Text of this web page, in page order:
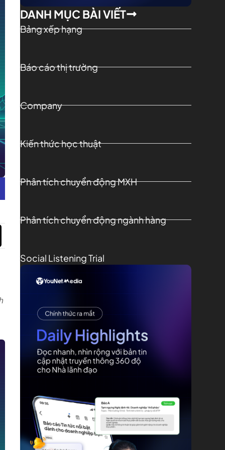
DANH MỤC BÀI VIẾT
Bảng xếp hạng
Báo cáo thị trường
Company
Kiến thức học thuật
Phân tích chuyển động MXH
Phân tích chuyển động ngành hàng
Social Listening Trial